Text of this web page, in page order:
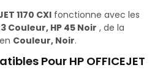
1170 CXI fonctionne avec les
Couleur, HP 45 Noir , de la
Couleur, Noir.
Pour HP OFFICEJET